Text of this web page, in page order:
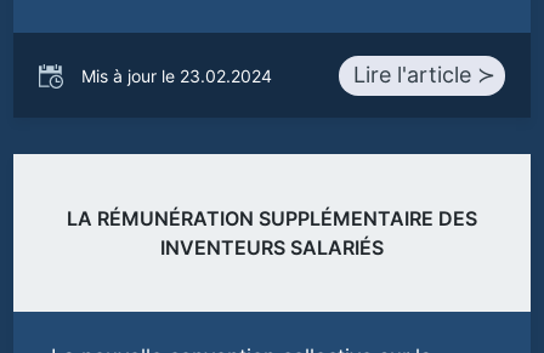
Mis à jour le 23.02.2024 Lire l'article ≻
LA RÉMUNÉRATION SUPPLÉMENTAIRE DES
INVENTEURS SALARIÉS